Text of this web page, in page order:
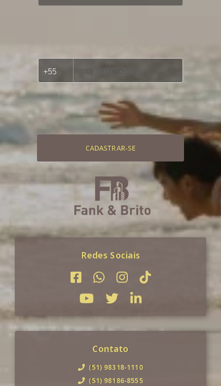
CADASTRAR-SE
Redes Sociais
Contato
(51) 98318-1110
(51) 98186-8555